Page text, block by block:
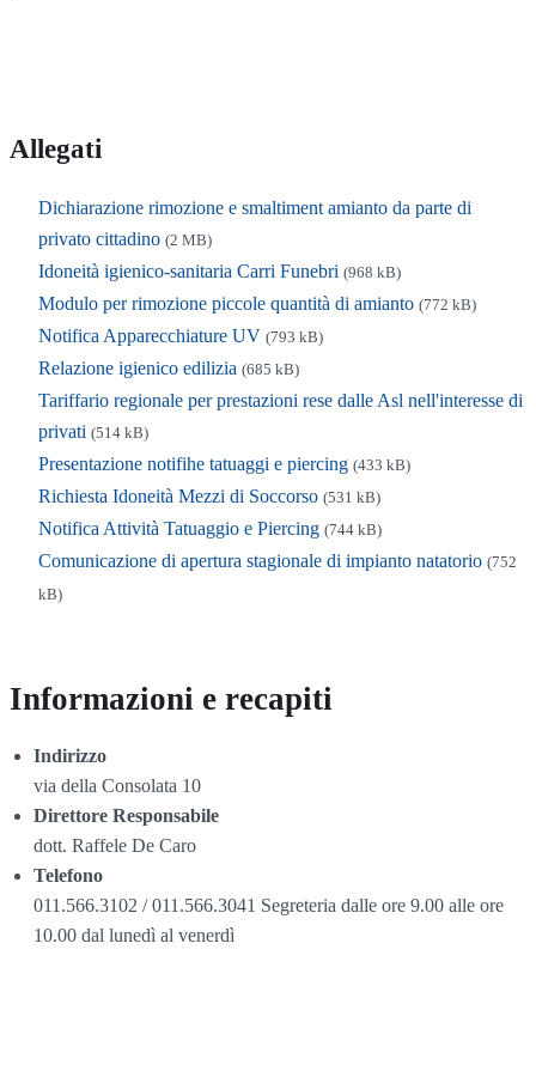
Allegati
Dichiarazione rimozione e smaltiment amianto da parte di
privato cittadino (2 MB)
Idoneità igienico-sanitaria Carri Funebri (968 kB)
Modulo per rimozione piccole quantità di amianto (772 kB)
Notifica Apparecchiature UV (793 kB)
Relazione igienico edilizia (685 kB)
Tariffario regionale per prestazioni rese dalle Asl nell'interesse di
privati (514 kB)
Presentazione notifihe tatuaggi e piercing (433 kB)
Richiesta Idoneità Mezzi di Soccorso (531 kB)
Notifica Attività Tatuaggio e Piercing (744 kB)
Comunicazione di apertura stagionale di impianto natatorio (752
kB)
Informazioni e recapiti
Indirizzo
via della Consolata 10
Direttore Responsabile
dott. Raffele De Caro
Telefono
011.566.3102 / 011.566.3041 Segreteria dalle ore 9.00 alle ore
10.00 dal lunedì al venerdì